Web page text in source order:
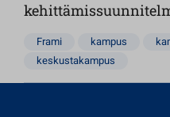
Frami kampus
keskustakampus